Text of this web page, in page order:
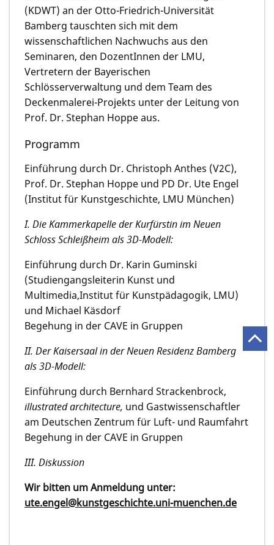
(KDWT) an der Otto-Friedrich-Universität
Bamberg tauschten sich mit dem
wissenschaftlichen Nachwuchs aus den
Seminaren, den DozentInnen der LMU,
Vertretern der Bayerischen
Schlösserverwaltung und dem Team des
Deckenmalerei-Projekts unter der Leitung von
Prof. Dr. Stephan Hoppe aus.
Programm
Einführung durch Dr. Christoph Anthes (V2C),
Prof. Dr. Stephan Hoppe und PD Dr. Ute Engel
(Institut für Kunstgeschichte, LMU München)
I. Die Kammerkapelle der Kurfürstin im Neuen
Schloss Schleißheim als 3D-Modell:
Einführung durch Dr. Karin Guminski
(Studiengangsleiterin Kunst und
Multimedia,Institut für Kunstpädagogik, LMU)
und Michael Käsdorf
Begehung in der CAVE in Gruppen
II. Der Kaisersaal in der Neuen Residenz Bamberg
als 3D-Modell:
Einführung durch Bernhard Strackenbrock,
illustrated architecture, und Gastwissenschaftler
am Deutschen Zentrum für Luft- und Raumfahrt
Begehung in der CAVE in Gruppen
III. Diskussion
Wir bitten um Anmeldung unter:
ute.engel@kunstgeschichte.uni-muenchen.de